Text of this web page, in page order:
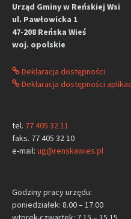
Urząd Gminy w Reńskiej Wsi
ul. Pawłowicka 1
47-208 Reńska Wieś
woj. opolskie
Deklaracja dostępności
Deklaracja dostępności
tel. 77 405 32 11
faks. 77 405 32 10
e-mail: ug@renskawies.pl
Godziny pracy urzędu:
poniedziałek: 8.00 – 17.00